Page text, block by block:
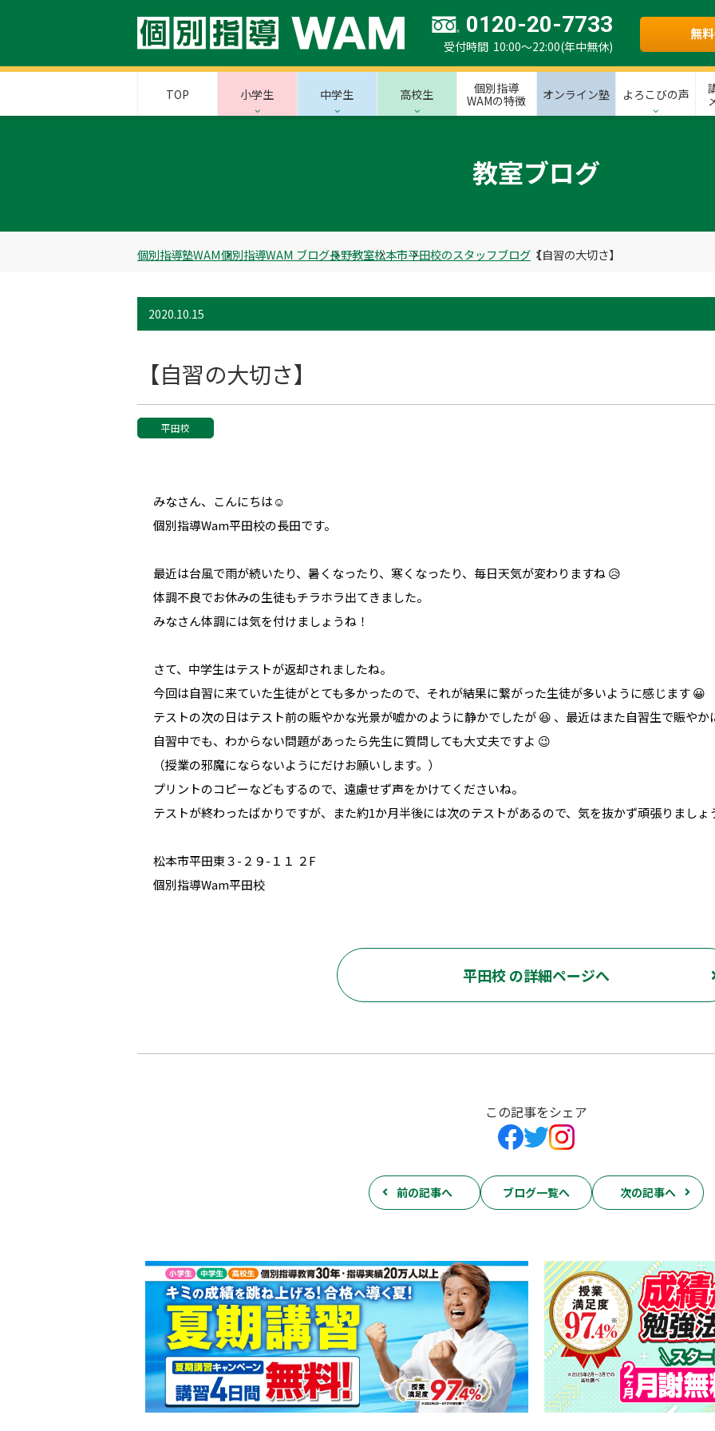
0120-20-7733
受付時間 10:00～22:00(年中無休)
無
TOP 小学生 中学生 高校生
個別指導
WAMの特徴
オンライン塾 よろこびの声
教室ブログ
個別指導塾WAM個別指導WAM ブログ長野教室松本市平田校のスタッフブログ 【自習の大切さ】
2020.10.15
【自習の大切さ】
平田校
みなさん、こんにちは☺
個別指導Wam平田校の長田です。
最近は台風で雨が続いたり、暑くなったり、寒くなったり、毎日天気が変わりますね 😥
体調不良でお休みの生徒もチラホラ出てきました。
みなさん体調には気を付けましょうね！
さて、中学生はテストが返却されましたね。
今回は自習に来ていた生徒がとても多かったので、それが結果に繋がった生徒が多いように感じます 😀
テストの次の日はテスト前の賑やかな光景が嘘かのように静かでしたが 😆 、最近はまた自習生で賑やか
自習中でも、わからない問題があったら先生に質問しても大丈夫ですよ 😉
（授業の邪魔にならないようにだけお願いします。）
プリントのコピーなどもするので、遠慮せず声をかけてくださいね。
テストが終わったばかりですが、また約1か月半後には次のテストがあるので、気を抜かず頑張りましょ
松本市平田東３-２９-１１ ２F
個別指導Wam平田校
平田校 の詳細ページへ
この記事をシェア
前の記事へ ブログ一覧へ 次の記事へ